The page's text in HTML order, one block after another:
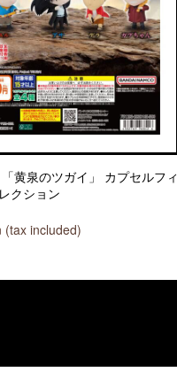
黄泉のツガイ」 カプセルフィ
クション
(tax included)